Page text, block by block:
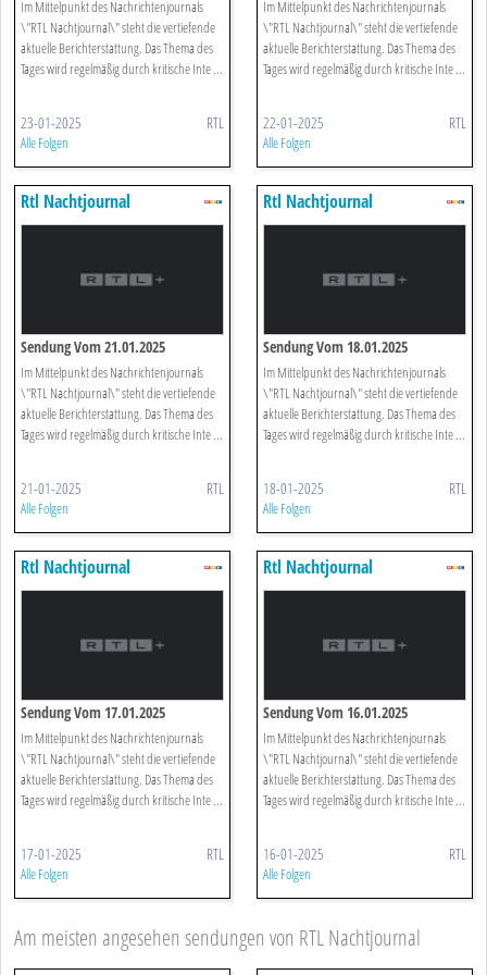
Im Mittelpunkt des Nachrichtenjournals
\"RTL Nachtjournal\" steht die vertiefende
aktuelle Berichterstattung. Das Thema des
Tages wird regelmäßig durch kritische Inte ...
23-01-2025 RTL
Alle Folgen
Im Mittelpunkt des Nachrichtenjournals
\"RTL Nachtjournal\" steht die vertiefende
aktuelle Berichterstattung. Das Thema des
Tages wird regelmäßig durch kritische Inte ...
22-01-2025 RTL
Alle Folgen
Rtl Nachtjournal
Sendung Vom 21.01.2025
Im Mittelpunkt des Nachrichtenjournals
\"RTL Nachtjournal\" steht die vertiefende
aktuelle Berichterstattung. Das Thema des
Tages wird regelmäßig durch kritische Inte ...
21-01-2025 RTL
Alle Folgen
Rtl Nachtjournal
Sendung Vom 18.01.2025
Im Mittelpunkt des Nachrichtenjournals
\"RTL Nachtjournal\" steht die vertiefende
aktuelle Berichterstattung. Das Thema des
Tages wird regelmäßig durch kritische Inte ...
18-01-2025 RTL
Alle Folgen
Rtl Nachtjournal
Sendung Vom 17.01.2025
Im Mittelpunkt des Nachrichtenjournals
\"RTL Nachtjournal\" steht die vertiefende
aktuelle Berichterstattung. Das Thema des
Tages wird regelmäßig durch kritische Inte ...
17-01-2025 RTL
Alle Folgen
Rtl Nachtjournal
Sendung Vom 16.01.2025
Im Mittelpunkt des Nachrichtenjournals
\"RTL Nachtjournal\" steht die vertiefende
aktuelle Berichterstattung. Das Thema des
Tages wird regelmäßig durch kritische Inte ...
16-01-2025 RTL
Alle Folgen
Am meisten angesehen sendungen von RTL Nachtjournal